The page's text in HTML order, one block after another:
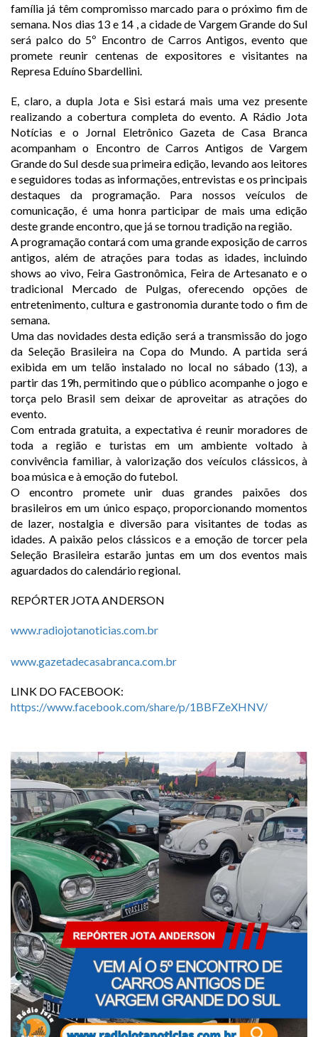
família já têm compromisso marcado para o próximo fim de
semana. Nos dias 13 e 14 , a cidade de Vargem Grande do Sul
será palco do 5º Encontro de Carros Antigos, evento que
promete reunir centenas de expositores e visitantes na
Represa Eduíno Sbardellini.
E, claro, a dupla Jota e Sisi estará mais uma vez presente
realizando a cobertura completa do evento. A Rádio Jota
Notícias e o Jornal Eletrônico Gazeta de Casa Branca
acompanham o Encontro de Carros Antigos de Vargem
Grande do Sul desde sua primeira edição, levando aos leitores
e seguidores todas as informações, entrevistas e os principais
destaques da programação. Para nossos veículos de
comunicação, é uma honra participar de mais uma edição
deste grande encontro, que já se tornou tradição na região.
A programação contará com uma grande exposição de carros
antigos, além de atrações para todas as idades, incluindo
shows ao vivo, Feira Gastronômica, Feira de Artesanato e o
tradicional Mercado de Pulgas, oferecendo opções de
entretenimento, cultura e gastronomia durante todo o fim de
semana.
Uma das novidades desta edição será a transmissão do jogo
da Seleção Brasileira na Copa do Mundo. A partida será
exibida em um telão instalado no local no sábado (13), a
partir das 19h, permitindo que o público acompanhe o jogo e
torça pelo Brasil sem deixar de aproveitar as atrações do
evento.
Com entrada gratuita, a expectativa é reunir moradores de
toda a região e turistas em um ambiente voltado à
convivência familiar, à valorização dos veículos clássicos, à
boa música e à emoção do futebol.
O encontro promete unir duas grandes paixões dos
brasileiros em um único espaço, proporcionando momentos
de lazer, nostalgia e diversão para visitantes de todas as
idades. A paixão pelos clássicos e a emoção de torcer pela
Seleção Brasileira estarão juntas em um dos eventos mais
aguardados do calendário regional.
REPÓRTER JOTA ANDERSON
www.radiojotanoticias.com.br
www.gazetadecasabranca.com.br
LINK DO FACEBOOK:
https://www.facebook.com/share/p/1BBFZeXHNV/